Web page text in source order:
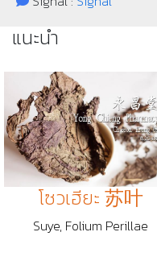
แนะนำ
โซวเฮียะ 苏叶
Suye, Folium Perillae